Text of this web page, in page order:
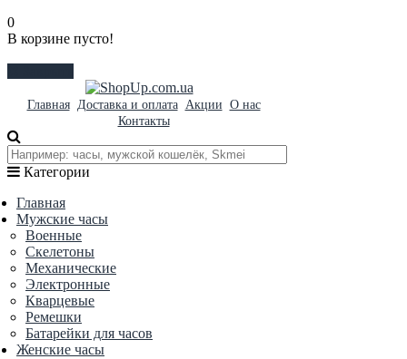
0
В корзине пусто!
Главная Доставка и оплата Акции О нас
Контакты
Категории
Главная
Мужские часы
Военные
Скелетоны
Механические
Электронные
Кварцевые
Ремешки
Батарейки для часов
Женские часы